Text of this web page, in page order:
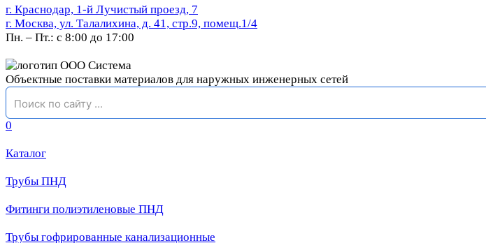
г. Краснодар, 1-й Лучистый проезд, 7
г. Москва, ул. Талалихина, д. 41, стр.9, помещ.1/4
Пн. – Пт.: с 8:00 до 17:00
Объектные поставки материалов для наружных инженерных сетей
0
Каталог
Трубы ПНД
Фитинги полиэтиленовые ПНД
Трубы гофрированные канализационные